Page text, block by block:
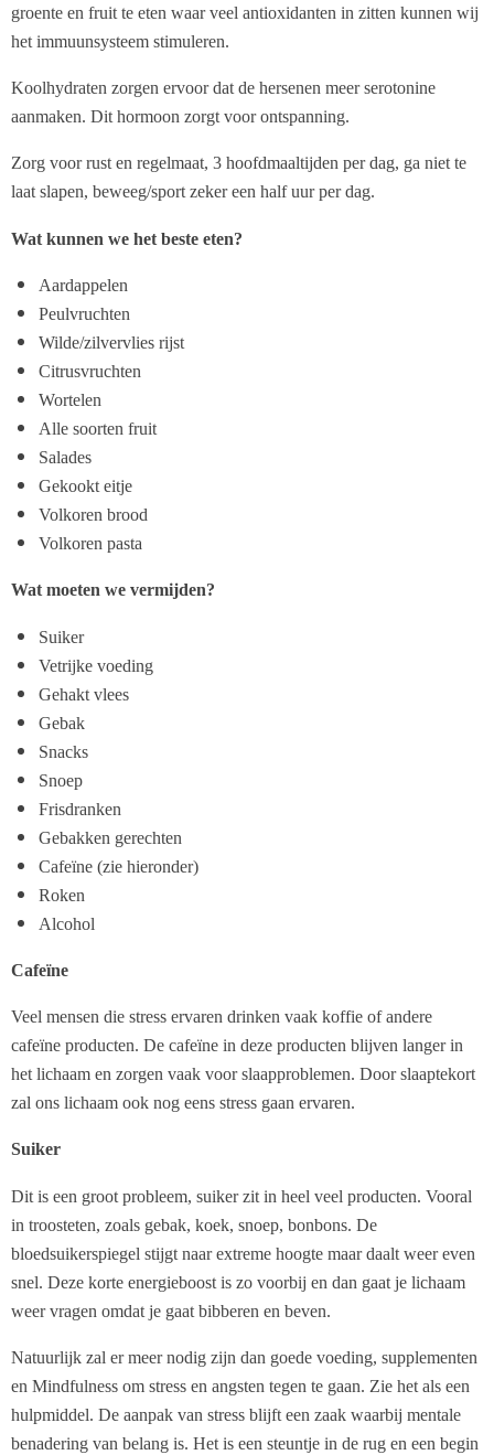
groente en fruit te eten waar veel antioxidanten in zitten kunnen wij
het immuunsysteem stimuleren.
Koolhydraten zorgen ervoor dat de hersenen meer serotonine
aanmaken. Dit hormoon zorgt voor ontspanning.
Zorg voor rust en regelmaat, 3 hoofdmaaltijden per dag, ga niet te
laat slapen, beweeg/sport zeker een half uur per dag.
Wat kunnen we het beste eten?
Aardappelen
Peulvruchten
Wilde/zilvervlies rijst
Citrusvruchten
Wortelen
Alle soorten fruit
Salades
Gekookt eitje
Volkoren brood
Volkoren pasta
Wat moeten we vermijden?
Suiker
Vetrijke voeding
Gehakt vlees
Gebak
Snacks
Snoep
Frisdranken
Gebakken gerechten
Cafeïne (zie hieronder)
Roken
Alcohol
Cafeïne
Veel mensen die stress ervaren drinken vaak koffie of andere
cafeïne producten. De cafeïne in deze producten blijven langer in
het lichaam en zorgen vaak voor slaapproblemen. Door slaaptekort
zal ons lichaam ook nog eens stress gaan ervaren.
Suiker
Dit is een groot probleem, suiker zit in heel veel producten. Vooral
in troosteten, zoals gebak, koek, snoep, bonbons. De
bloedsuikerspiegel stijgt naar extreme hoogte maar daalt weer even
snel. Deze korte energieboost is zo voorbij en dan gaat je lichaam
weer vragen omdat je gaat bibberen en beven.
Natuurlijk zal er meer nodig zijn dan goede voeding, supplementen
en Mindfulness om stress en angsten tegen te gaan. Zie het als een
hulpmiddel. De aanpak van stress blijft een zaak waarbij mentale
benadering van belang is. Het is een steuntje in de rug en een begin